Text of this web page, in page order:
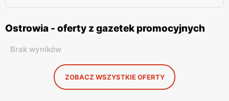
Ostrowia - oferty z gazetek promocyjnych
Brak wyników
ZOBACZ WSZYSTKIE OFERTY